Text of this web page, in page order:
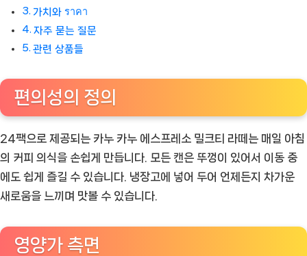
가치와 ราคา
자주 묻는 질문
관련 상품들
편의성의 정의
24팩으로 제공되는 카누 카누 에스프레소 밀크티 라떼는 매일 아침
의 커피 의식을 손쉽게 만듭니다. 모든 캔은 뚜껑이 있어서 이동 중
에도 쉽게 즐길 수 있습니다. 냉장고에 넣어 두어 언제든지 차가운
새로움을 느끼며 맛볼 수 있습니다.
영양가 측면